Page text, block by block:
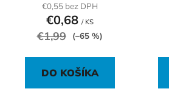
€0,55 bez DPH
€0,68 / KS
€1,99 (–65 %)
DO KOŠÍKA